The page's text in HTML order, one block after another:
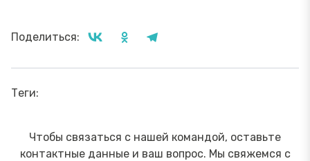
Поделиться:
Теги:
Чтобы связаться с нашей командой, оставьте
контактные данные и ваш вопрос. Мы свяжемся с